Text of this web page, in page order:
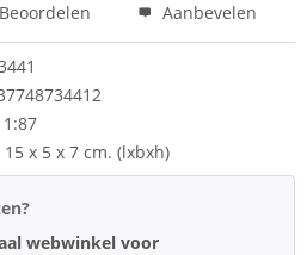
Beoordelen Aanbevelen
1:87
15 x 5 x 7 cm. (lxbxh)
webwinkel voor